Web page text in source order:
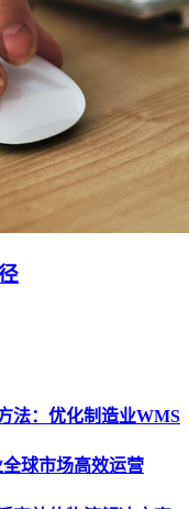
法：优化制造业WMS
球市场高效运营